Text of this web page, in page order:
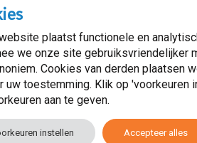
wijken van de stad
voor jongeren en jongvolwassenen.
contactgegevens, waaronder het
plaatst functionele en
we onze site gebruiksvriendelijker
Cookies van derden plaatsen
uw toestemming. Klik op 'voorkeuren
aan te geven.
instellen Accepteer alles